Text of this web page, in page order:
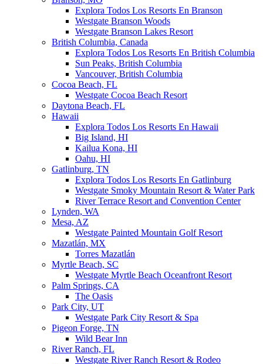
Explora Todos Los Resorts En Branson
Westgate Branson Woods
Westgate Branson Lakes Resort
British Columbia, Canada
Explora Todos Los Resorts En British Columbia
Sun Peaks, British Columbia
Vancouver, British Columbia
Cocoa Beach, FL
Westgate Cocoa Beach Resort
Daytona Beach, FL
Hawaii
Explora Todos Los Resorts En Hawaii
Big Island, HI
Kailua Kona, HI
Oahu, HI
Gatlinburg, TN
Explora Todos Los Resorts En Gatlinburg
Westgate Smoky Mountain Resort & Water Park
River Terrace Resort and Convention Center
Lynden, WA
Mesa, AZ
Westgate Painted Mountain Golf Resort
Mazatlán, MX
Torres Mazatlán
Myrtle Beach, SC
Westgate Myrtle Beach Oceanfront Resort
Palm Springs, CA
The Oasis
Park City, UT
Westgate Park City Resort & Spa
Pigeon Forge, TN
Wild Bear Inn
River Ranch, FL
Westgate River Ranch Resort & Rodeo